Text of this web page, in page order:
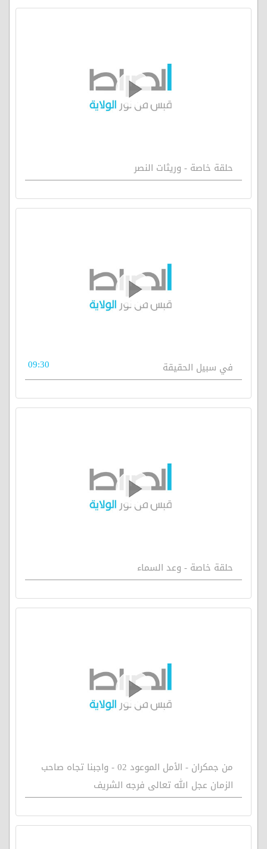
حلقة خاصة - وريثات النصر
في سبيل الحقيقة 09:30
حلقة خاصة - وعد السماء
من جمكران - الأمل الموعود 02 - واجبنا تجاه صاحب
الزمان عجل الله تعالى فرجه الشريف